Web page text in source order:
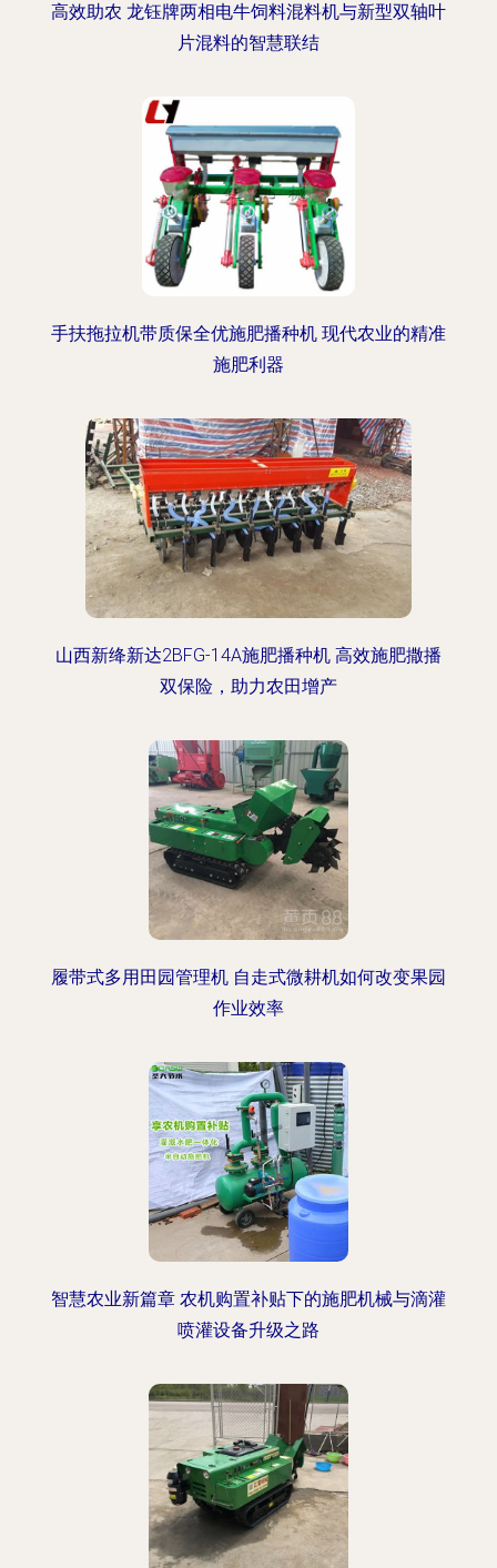
高效助农 龙钰牌两相电牛饲料混料机与新型双轴叶
片混料的智慧联结
手扶拖拉机带质保全优施肥播种机 现代农业的精准
施肥利器
山西新绛新达2BFG-14A施肥播种机 高效施肥撒播
双保险，助力农田增产
履带式多用田园管理机 自走式微耕机如何改变果园
作业效率
智慧农业新篇章 农机购置补贴下的施肥机械与滴灌
喷灌设备升级之路